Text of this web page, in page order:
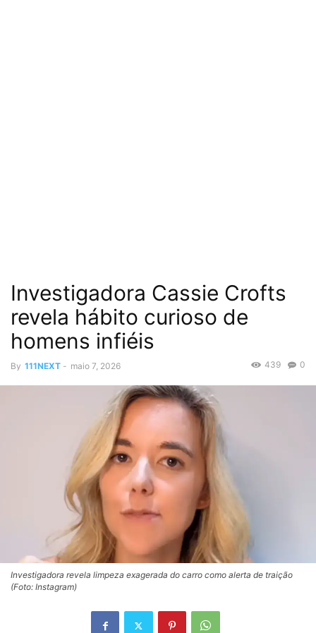
Investigadora Cassie Crofts
revela hábito curioso de
homens infiéis
By 111NEXT - maio 7, 2026 0
439
Investigadora revela limpeza exagerada do carro como alerta de traição
(Foto: Instagram)